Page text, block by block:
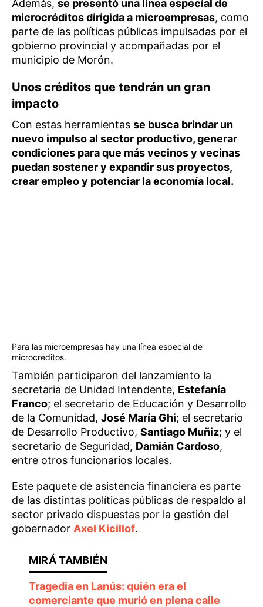
Además, se presentó una línea especial de
microcréditos dirigida a microempresas, como
parte de las políticas públicas impulsadas por el
gobierno provincial y acompañadas por el
municipio de Morón.
Unos créditos que tendrán un gran
impacto
Con estas herramientas se busca brindar un
nuevo impulso al sector productivo, generar
condiciones para que más vecinos y vecinas
puedan sostener y expandir sus proyectos,
crear empleo y potenciar la economía local.
Para las microempresas hay una línea especial de
microcréditos.
También participaron del lanzamiento la
secretaria de Unidad Intendente, Estefanía
Franco; el secretario de Educación y Desarrollo
de la Comunidad, José María Ghi; el secretario
de Desarrollo Productivo, Santiago Muñiz; y el
secretario de Seguridad, Damián Cardoso,
entre otros funcionarios locales.
Este paquete de asistencia financiera es parte
de las distintas políticas públicas de respaldo al
sector privado dispuestas por la gestión del
gobernador Axel Kicillof.
Tragedia en Lanús: quién era el
comerciante que murió en plena calle